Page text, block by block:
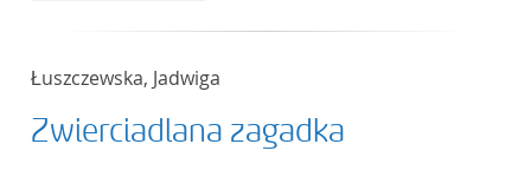
Łuszczewska, Jadwiga
Zwierciadlana zagadka